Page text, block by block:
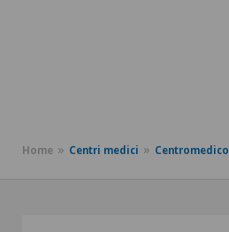
Home Centri medici Centromedico